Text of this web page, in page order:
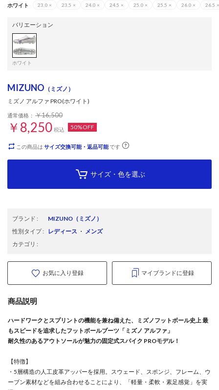
ホワイト 23.0 × 23.5 × 24.0 × 24.5 × 25.0 × 25.5 × 26.0 × 26.5 ×
バリエーション
ホワイト
MIZUNO （ミズノ）
ミズノ アルファ PRO(ホワイト)
通常価格： ￥16,500
￥8,250 税込 50%OFF
この商品は サイズ交換可能・返品可能です
サイズ・色を選ぶ
ブランド : MIZUNO （ミズノ）
性別タイプ: レディース ・ メンズ
カテゴリ :
お気に入り登録 マイブランドに登録
商品説明
ハードワークとスプリントの機能を兼ね備えた、ミズノフットボール史上 最
もスピードを追求したフットボールブーツ「ミズノ アルファ」
耐久性のあるアウトソールが魅力の固定式スパイク PROモデル！
【特徴】
・5層構造の人工皮革アッパーを採用。スウェード、スポンジ、フレーム、ウ
ーブン素材などを組み合わせることにより、「軽量・柔軟・素足感覚」を実